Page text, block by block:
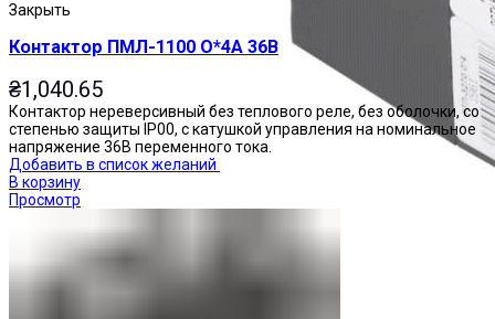
Закрыть
Контактор ПМЛ-1100 О*4А 36В
₴1,040.65
Контактор нереверсивный без теплового реле, без оболочки, со
степенью защиты IP00, с катушкой управления на номинальное
напряжение 36В переменного тока.
Добавить в список желаний
В корзину
Просмотр